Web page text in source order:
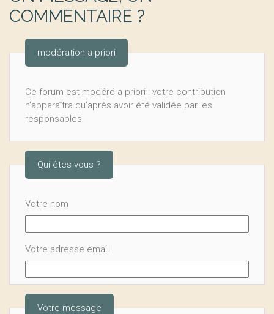
COMMENTAIRE ?
modération a priori
Ce forum est modéré a priori : votre contribution
n’apparaîtra qu’après avoir été validée par les
responsables.
Qui êtes-vous ?
Votre nom
Votre adresse email
Votre message